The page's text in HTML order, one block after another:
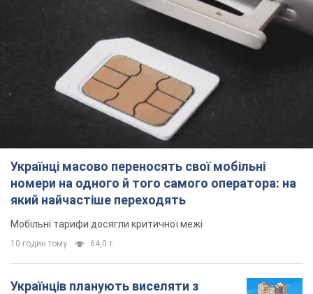
Українці масово переносять свої мобільні
номери на одного й того самого оператора: на
який найчастіше переходять
Мобільні тарифи досягли критичної межі
10 годин тому 64,0 т.
Українців планують виселяти з